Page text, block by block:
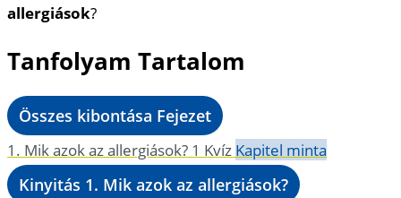
allergiások?
Tanfolyam Tartalom
Összes kibontása Fejezet
1. Mik azok az allergiások? 1 Kvíz Kapitel minta
Kinyitás 1. Mik azok az allergiások?